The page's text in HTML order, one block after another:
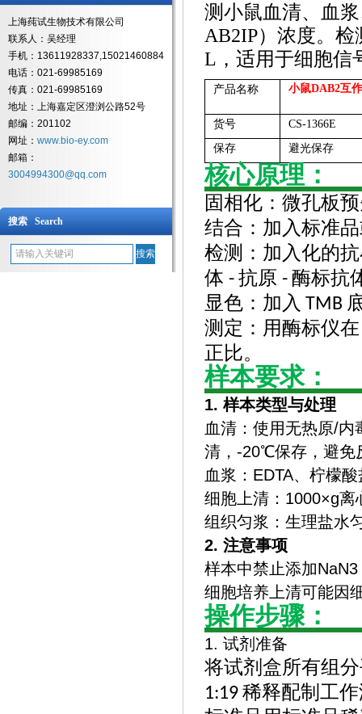
上海莼试生物技术有限公司
联系人：吴经理
手机：13611928337,15021460884
电话：021-69985169
传真：021-69985169
地址：上海嘉定区澄浏公路52号
邮编：201102
网址： www.bio-ey.com
邮箱：
3004994300@qq.com
搜索 Search
测小鼠血清、血
AB2IP）浓度。检
L，适用于细胞信
产品名称 小鼠DAB2互
货号
CS-1366E
保存
避光保存
核心原理：
固相化：微孔板
结合：加入标准
检测：加入化的
体 - 抗原 - 酶标抗
显色：加入 TMB
测定：用酶标仪在
正比。
样本要求：
1. 样本类型与处理
血清‌：使用无热原/
清，-20℃保存，避免
血浆‌：EDTA、柠檬
细胞上清‌：1000×g
组织匀浆‌：生理盐水
2. 注意事项
样本中禁止添加
细胞培养上清可能因
操作步骤：
1. 试剂准备
将试剂盒所有组
1:19 稀释配制工